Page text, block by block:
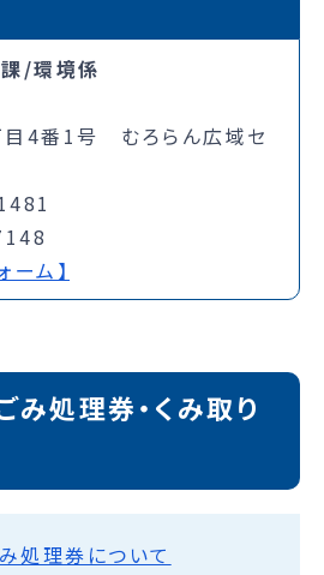
/環境係
4番1号 むろらん広域セ
ーム】
み処理券・くみ取り
処理券について